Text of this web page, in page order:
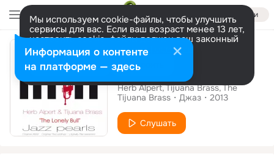
Войти
Мы используем cookie-файлы, чтобы улучшить
сервисы для вас. Если ваш возраст менее 13 лет,
настроить cookie-файлы должен ваш законный
представитель. Больше информации
Разрешить все Настроить
Альбом
The Lonely Bull
Herb Alpert Tijuana Brass The
Tijuana Brass
Джаз 2013
Слушать
Информация о контенте
на платформе — здесь